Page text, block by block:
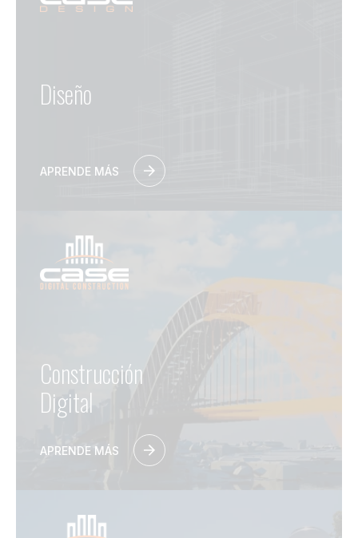
Construcción
Digital
APRENDE MÁS
Diseño
APRENDE MÁS